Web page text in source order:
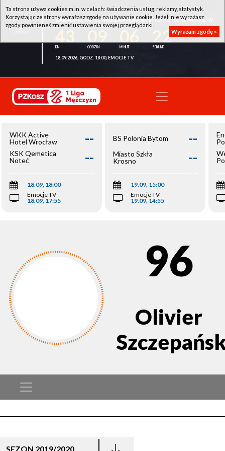
WKK ACTIVE HOTEL WROCŁAW - KSK QEMETICA NOTEĆ INOWROCŁAW
22
18.09.2026, GODZ. 18:00, EMOCJE TV
WKK Active
Hotel Wrocław
--
KSK Qemetica
Noteć
Inowrocław
--
18.09, 18:00
Emocje TV
18.09, 17:55
BS Polonia Bytom --
Miasto Szkła
Krosno
--
19.09, 15:00
Emocje TV
19.09, 14:55
96
Olivier
SEZON 2019/2020
Ta strona używa cookies m.in. w celach: świadczenia usług, reklamy, statystyk.
Korzystając ze strony wyrażasz zgodę na używanie cookie. Jeżeli nie wyrażasz
zgody powinieneś zmienić ustawienia swojej przeglądarki.
Wyrażam zgodę »